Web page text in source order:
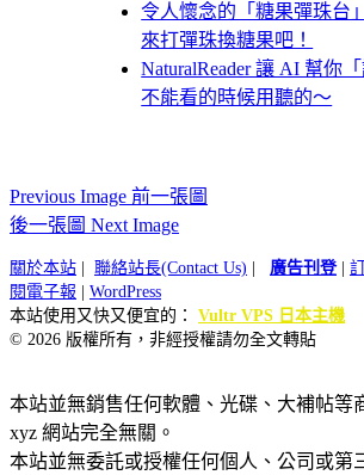
令人懷念的「糖果彈珠台
來打彈珠換糖果吧！
NaturalReader 讓 AI 幫你
不能看的時候用聽的～
Previous Image 前一張圖
後一張圖 Next Image
關於本站 聯絡站長(Contact Us) 廣告刊登|
閱電子報
WordPress
本站使用又快又便宜的： Vultr VPS 日本主機
© 2026 版權所有，非經授權請勿全文轉貼
本站並無銷售任何軟體、光碟、大補帖等
xyz 網站完全無關。
本站並無委託或授權任何個人、公司或第